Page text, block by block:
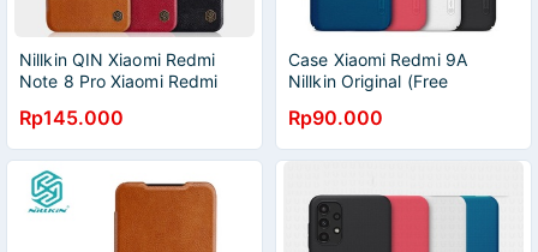
Nillkin QIN Xiaomi Redmi
Note 8 Pro Xiaomi Redmi
Rp145.000
Case Xiaomi Redmi 9A
Nillkin Original (Free
Rp90.000